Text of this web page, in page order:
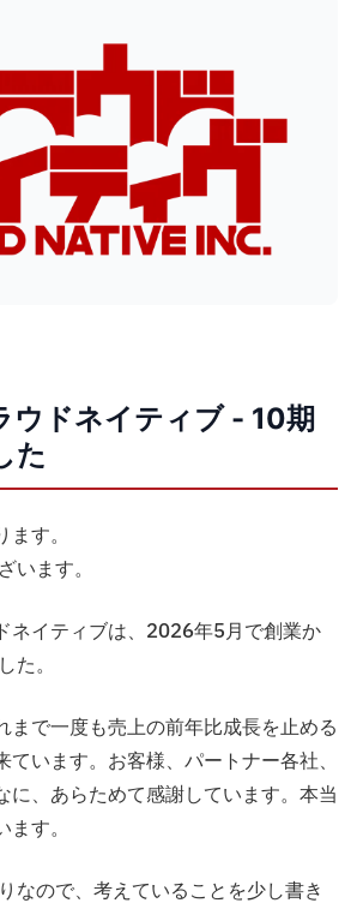
ウドネイティブ - 10期
た
す。
います。
ネイティブは、2026年5月で創業か
た。
まで一度も売上の前年比成長を止める
ています。お客様、パートナー各社、
に、あらためて感謝しています。本当
す。
なので、考えていることを少し書き